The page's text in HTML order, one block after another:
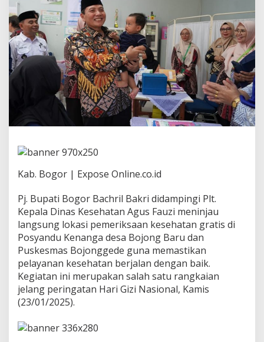
u
n
j
u
n
g
i
P
o
s
P
e
a
n
n
K
e
s
e
h
a
t
a
Kab. Bogor | Expose Online.co.id
Pj. Bupati Bogor Bachril Bakri didampingi Plt.
Kepala Dinas Kesehatan Agus Fauzi meninjau
langsung lokasi pemeriksaan kesehatan gratis di
Posyandu Kenanga desa Bojong Baru dan
Puskesmas Bojonggede guna memastikan
pelayanan kesehatan berjalan dengan baik.
Kegiatan ini merupakan salah satu rangkaian
jelang peringatan Hari Gizi Nasional, Kamis
(23/01/2025).